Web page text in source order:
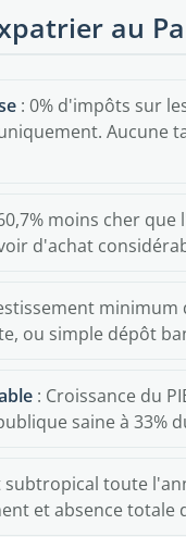
au
: 0% d'impôts sur
Aucune
moins cher que
d'achat
minimum
ou simple dépôt
: Croissance du
saine à 33%
subtropical toute
et absence totale